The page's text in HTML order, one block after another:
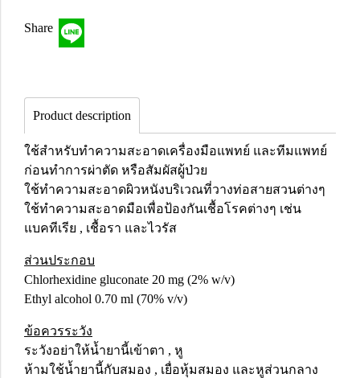
Share
Product description
ใช้สำหรับทำความสะอาดเครื่องมือแพทย์ และทีมแพทย์
ก่อนทำการผ่าตัด หรือสัมผัสผู้ป่วย
ใช้ทำความสะอาดผิวหนังบริเวณที่วางท่อสายสวนต่างๆ
ใช้ทำความสะอาดมือเพื่อป้องกันเชื้อโรคต่างๆ เช่น
แบคทีเรีย , เชื้อรา และไวรัส
ส่วนประกอบ
Chlorhexidine gluconate 20 mg (2% w/v)
Ethyl alcohol 0.70 ml (70% v/v)
ข้อควรระวัง
ระวังอย่าให้น้ำยานี้เข้าตา , หู
ห้ามใช้น้ำยานี้กับสมอง , เยื่อหุ้มสมอง และหูส่วนกลาง